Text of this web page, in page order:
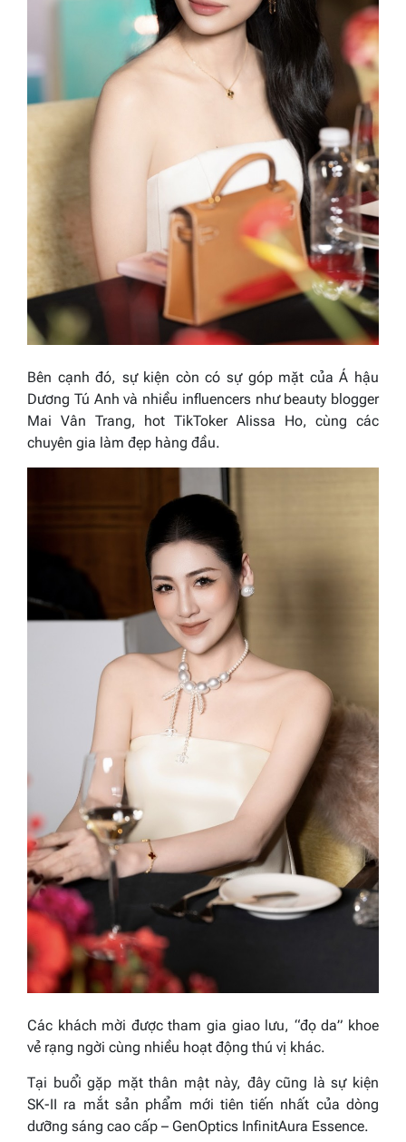
Bên cạnh đó, sự kiện còn có sự góp mặt của Á hậu
Dương Tú Anh và nhiều influencers như beauty blogger
Mai Vân Trang, hot TikToker Alissa Ho, cùng các
chuyên gia làm đẹp hàng đầu.
Các khách mời được tham gia giao lưu, “đọ da” khoe
vẻ rạng ngời cùng nhiều hoạt động thú vị khác.
Tại buổi gặp mặt thân mật này, đây cũng là sự kiện
SK-II ra mắt sản phẩm mới tiên tiến nhất của dòng
dưỡng sáng cao cấp – GenOptics InfinitAura Essence.